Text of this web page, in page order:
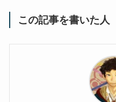
この記事を書いた人